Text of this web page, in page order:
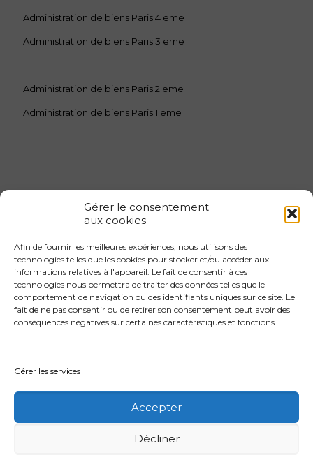
Gérer le consentement
aux cookies
Afin de fournir les meilleures expériences, nous utilisons des
technologies telles que les cookies pour stocker et/ou accéder aux
informations relatives à l'appareil. Le fait de consentir à ces
technologies nous permettra de traiter des données telles que le
comportement de navigation ou des identifiants uniques sur ce site. Le
fait de ne pas consentir ou de retirer son consentement peut avoir des
conséquences négatives sur certaines caractéristiques et fonctions.
Gérer les services
Accepter
Décliner
Administration de biens Paris 4 eme
Administration de biens Paris 3 eme
Administration de biens Paris 2 eme
Administration de biens Paris 1 eme
Gestion locative 1er arrondissement
Gestion locative 2eme arrondissement
Gestion locative 3eme arrondissement
Gestion locative 4eme arrondissement
Gestion locative 5eme arrondissement
Gestion locative 6eme arrondissement